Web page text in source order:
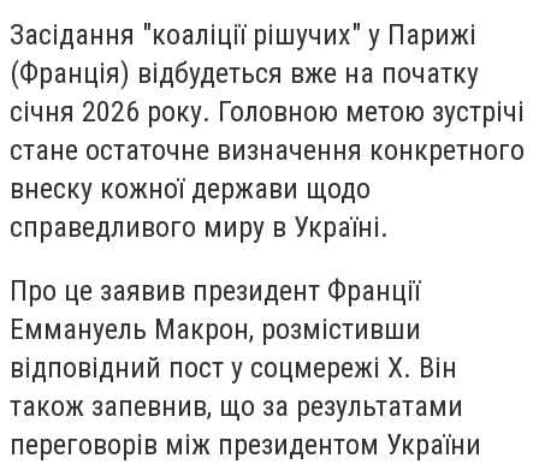
Засідання "коаліції рішучих" у Парижі
(Франція) відбудеться вже на початку
січня 2026 року. Головною метою зустрічі
стане остаточне визначення конкретного
внеску кожної держави щодо
справедливого миру в Україні.
Про це заявив президент Франції
Еммануель Макрон, розмістивши
відповідний пост у соцмережі Х. Він
також запевнив, що за результатами
переговорів між президентом України